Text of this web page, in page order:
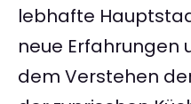
lebhafte
neue Erfahrungen
dem Verstehen